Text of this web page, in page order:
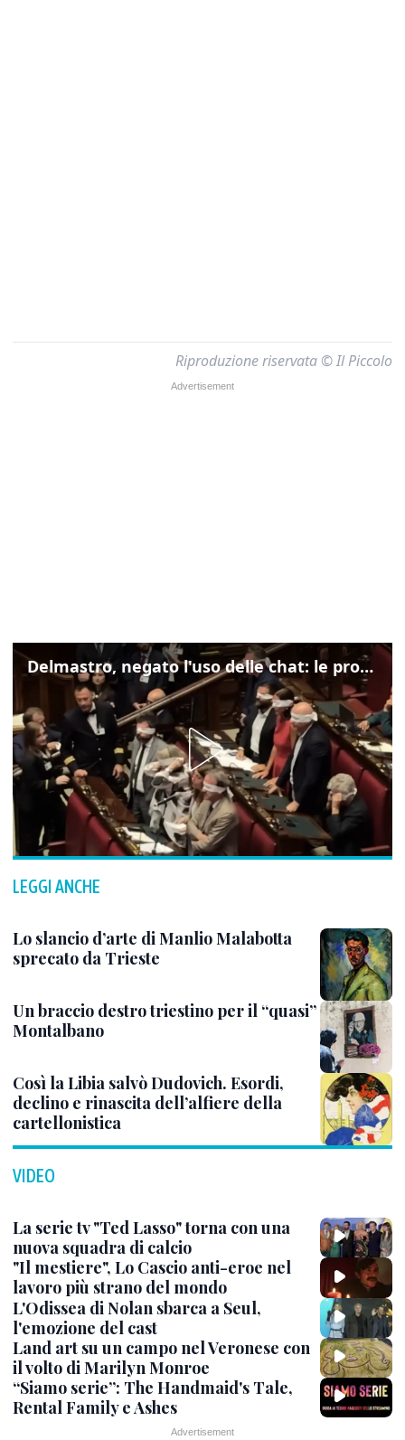
Riproduzione riservata © Il Piccolo
Delmastro, negato l'uso delle chat: le proteste di Avs e M5s
LEGGI ANCHE
Lo slancio d’arte di Manlio Malabotta
sprecato da Trieste
Un braccio destro triestino per il “quasi”
Montalbano
Così la Libia salvò Dudovich. Esordi,
declino e rinascita dell’alfiere della
cartellonistica
VIDEO
La serie tv "Ted Lasso" torna con una
nuova squadra di calcio
"Il mestiere", Lo Cascio anti-eroe nel
lavoro più strano del mondo
L'Odissea di Nolan sbarca a Seul,
l'emozione del cast
Land art su un campo nel Veronese con
il volto di Marilyn Monroe
“Siamo serie”: The Handmaid's Tale,
Rental Family e Ashes